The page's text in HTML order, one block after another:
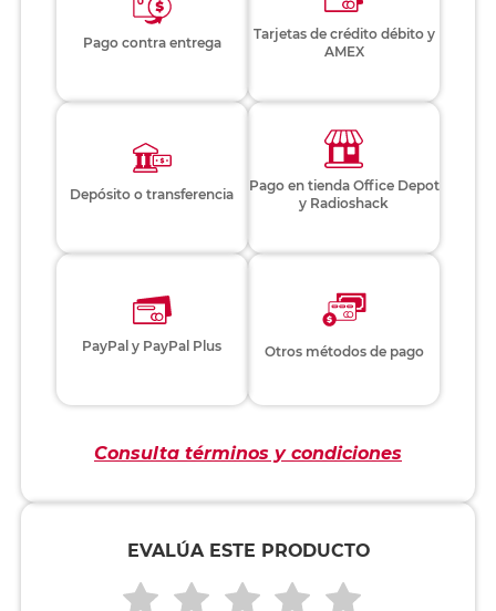
Pago contra entrega
Tarjetas de crédito débito y
AMEX
Depósito o transferencia
Pago en tienda Office Depot
y Radioshack
PayPal y PayPal Plus Otros métodos de pago
Consulta términos y condiciones
EVALÚA ESTE PRODUCTO